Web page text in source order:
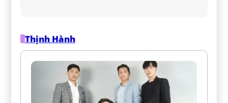
Thịnh Hành